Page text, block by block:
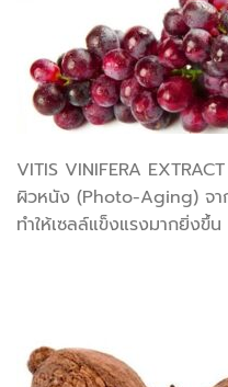
VITIS VINIFERA
ผิวหนัง (Photo-Aging) จา
ทำให้เซลล์แข็งแรงมากยิ่ง